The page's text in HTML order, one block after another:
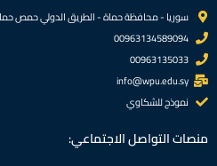
سوريا - محافظة حماة - الطريق الدولي حمص حماة
00963134589094
00963135033
info@wpu.edu.sy
نموذج للشكاوي
منصات التواصل الاجتماعي: